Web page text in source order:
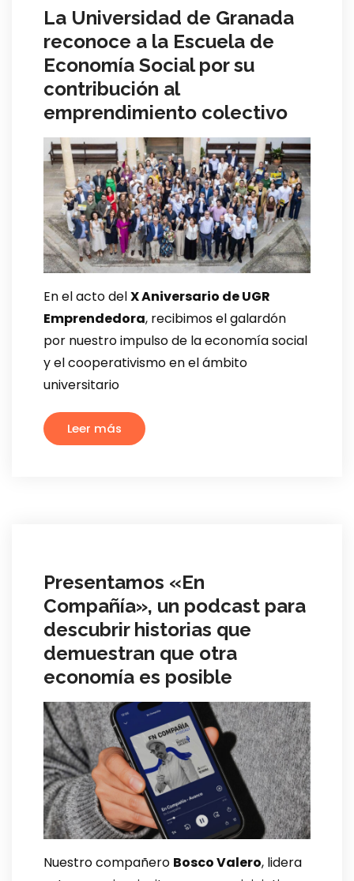
La Universidad de Granada
reconoce a la Escuela de
Economía Social por su
contribución al
emprendimiento colectivo
En el acto delX Aniversario de UGR
Emprendedora, recibimos el galardón
por nuestro impulso de la economía social
y el cooperativismo en el ámbito
universitario
Leer más
Presentamos «En
Compañía», un podcast para
descubrir historias que
demuestran que otra
economía es posible
Nuestro compañero Bosco Valero, lidera